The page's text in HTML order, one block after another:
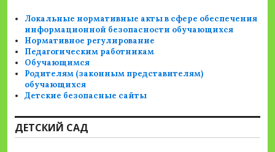
Локальные нормативные акты в сфере обеспечения
информационной безопасности обучающихся
Нормативное регулирование
Педагогическим работникам
Обучающимся
Родителям (законным представителям)
обучающихся
Детские безопасные сайты
ДЕТСКИЙ САД